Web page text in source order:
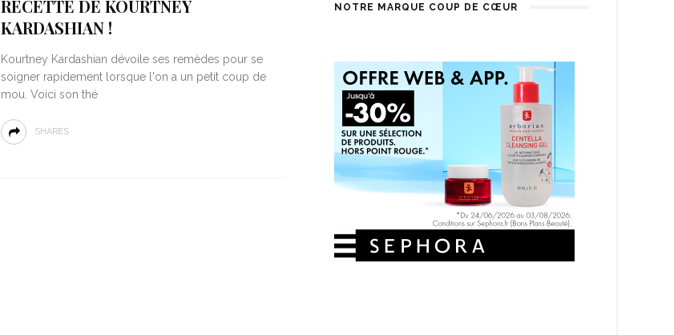
RECETTE DE KOURTNEY
KARDASHIAN !
Kourtney Kardashian dévoile ses remèdes pour se
soigner rapidement lorsque l'on a un petit coup de
mou. Voici son thé
SHARES
NOTRE MARQUE COUP DE CŒUR